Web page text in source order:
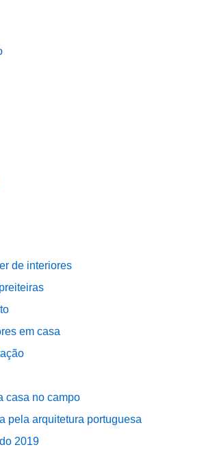
de interiores
em casa
casa no campo
pela arquitetura portuguesa
2019